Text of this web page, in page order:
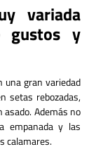
variada
gustos y
una gran variedad
setas rebozadas,
asado. Además no
empanada y las
calamares.